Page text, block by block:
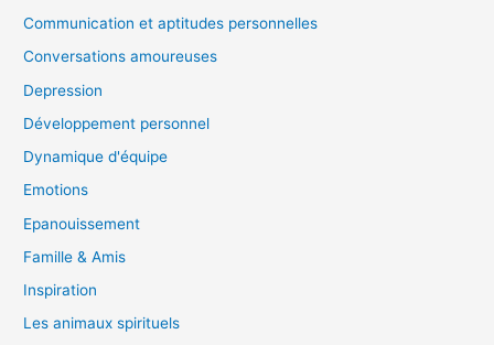
Communication et aptitudes personnelles
Conversations amoureuses
Depression
Développement personnel
Dynamique d'équipe
Emotions
Epanouissement
Famille & Amis
Inspiration
Les animaux spirituels